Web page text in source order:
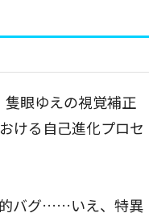
眼ゆえの視覚補正
ける自己進化プロセ
バグ……いえ、特異